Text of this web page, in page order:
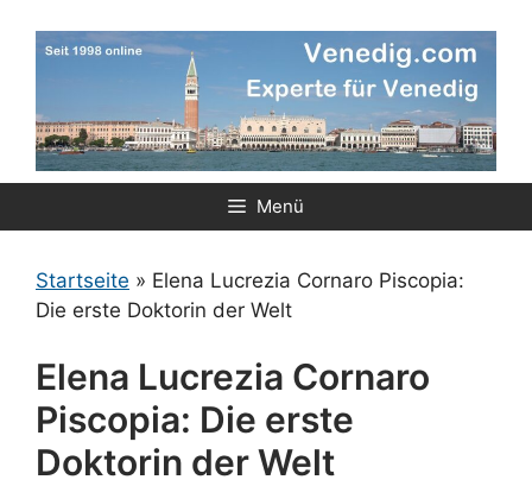
Inhalt
Menü
Startseite » Elena Lucrezia Cornaro Piscopia:
Die erste Doktorin der Welt
Elena Lucrezia Cornaro
Piscopia: Die erste
Doktorin der Welt